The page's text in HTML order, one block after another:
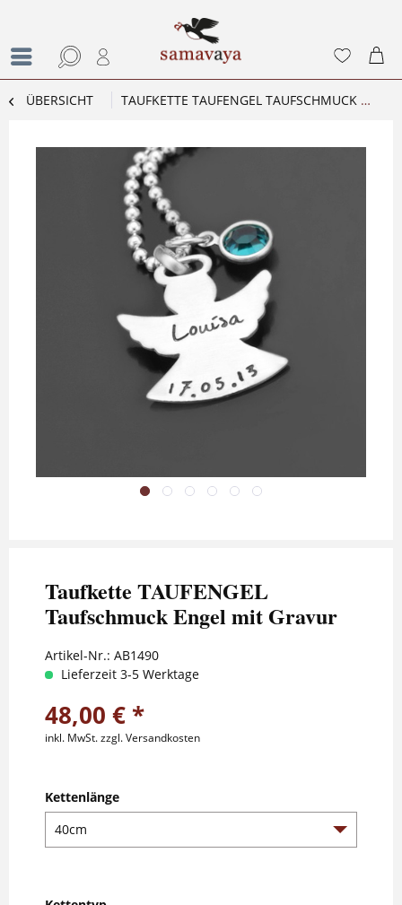
ÜBERSICHT TAUFKETTE TAUFENGEL TAUFSCHMUCK ENGEL MIT GRAVUR
Taufkette TAUFENGEL
Taufschmuck Engel mit Gravur
Artikel-Nr.: AB1490
Lieferzeit 3-5 Werktage
48,00 € *
inkl. MwSt.zzgl. Versandkosten
Kettenlänge